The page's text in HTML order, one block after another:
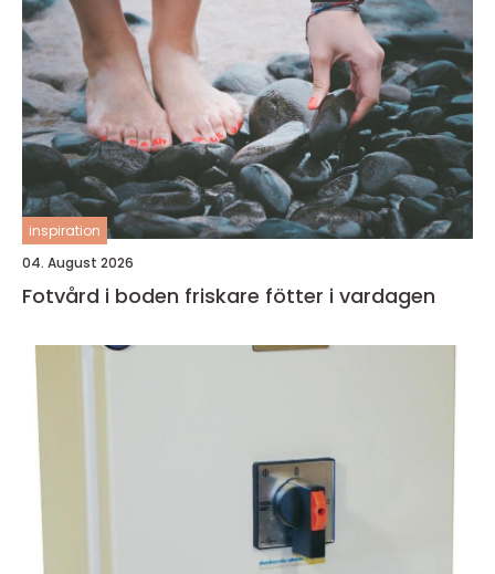
inspiration
04. August 2026
Fotvård i boden friskare fötter i vardagen